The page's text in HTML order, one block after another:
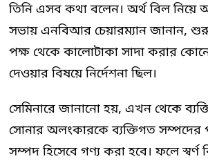
তিনি এসব কথা বলেন। অর্থ বিল
সভায় এনবিআর চেয়ারম্যান জানান,
পক্ষ থেকে কালোটাকা সাদা করার
দেওয়ার বিষয়ে নির্দেশনা ছিল।
সেমিনারে জানানো হয়, এখন থেকে
সোনার অলংকারকে ব্যক্তিগত সম্পদের
সম্পদ হিসেবে গণ্য করা হবে। ফলে স্বর্ণ